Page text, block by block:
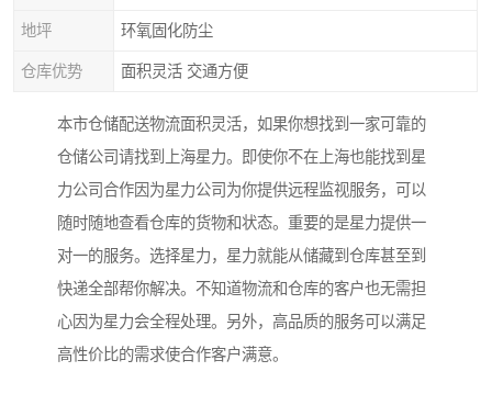
地坪 环氧固化防尘
仓库优势 面积灵活 交通方便
本市仓储配送物流面积灵活， 如果你想找到一家可靠的
仓储公司请找到上海星力。即使你不在上海也能找到星
力公司合作因为星力公司为你提供远程监视服务，可以
随时随地查看仓库的货物和状态。重要的是星力提供一
对一的服务。选择星力，星力就能从储藏到仓库甚至到
快递全部帮你解决。不知道物流和仓库的客户也无需担
心因为星力会全程处理。另外，高品质的服务可以满足
高性价比的需求使合作客户满意。